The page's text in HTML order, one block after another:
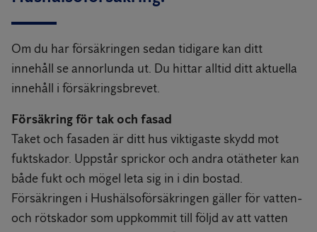
Om du har försäkringen sedan tidigare kan ditt
innehåll se annorlunda ut. Du hittar alltid ditt aktuella
innehåll i försäkringsbrevet.
Försäkring för tak och fasad
Taket och fasaden är ditt hus viktigaste skydd mot
fuktskador. Uppstår sprickor och andra otätheter kan
både fukt och mögel leta sig in i din bostad.
Försäkringen i Hushälsoförsäkringen gäller för vatten-
och rötskador som uppkommit till följd av att vatten